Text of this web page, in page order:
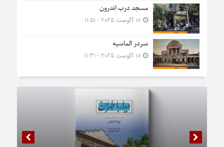
مسجد درب اندرون
سردر الماسیه